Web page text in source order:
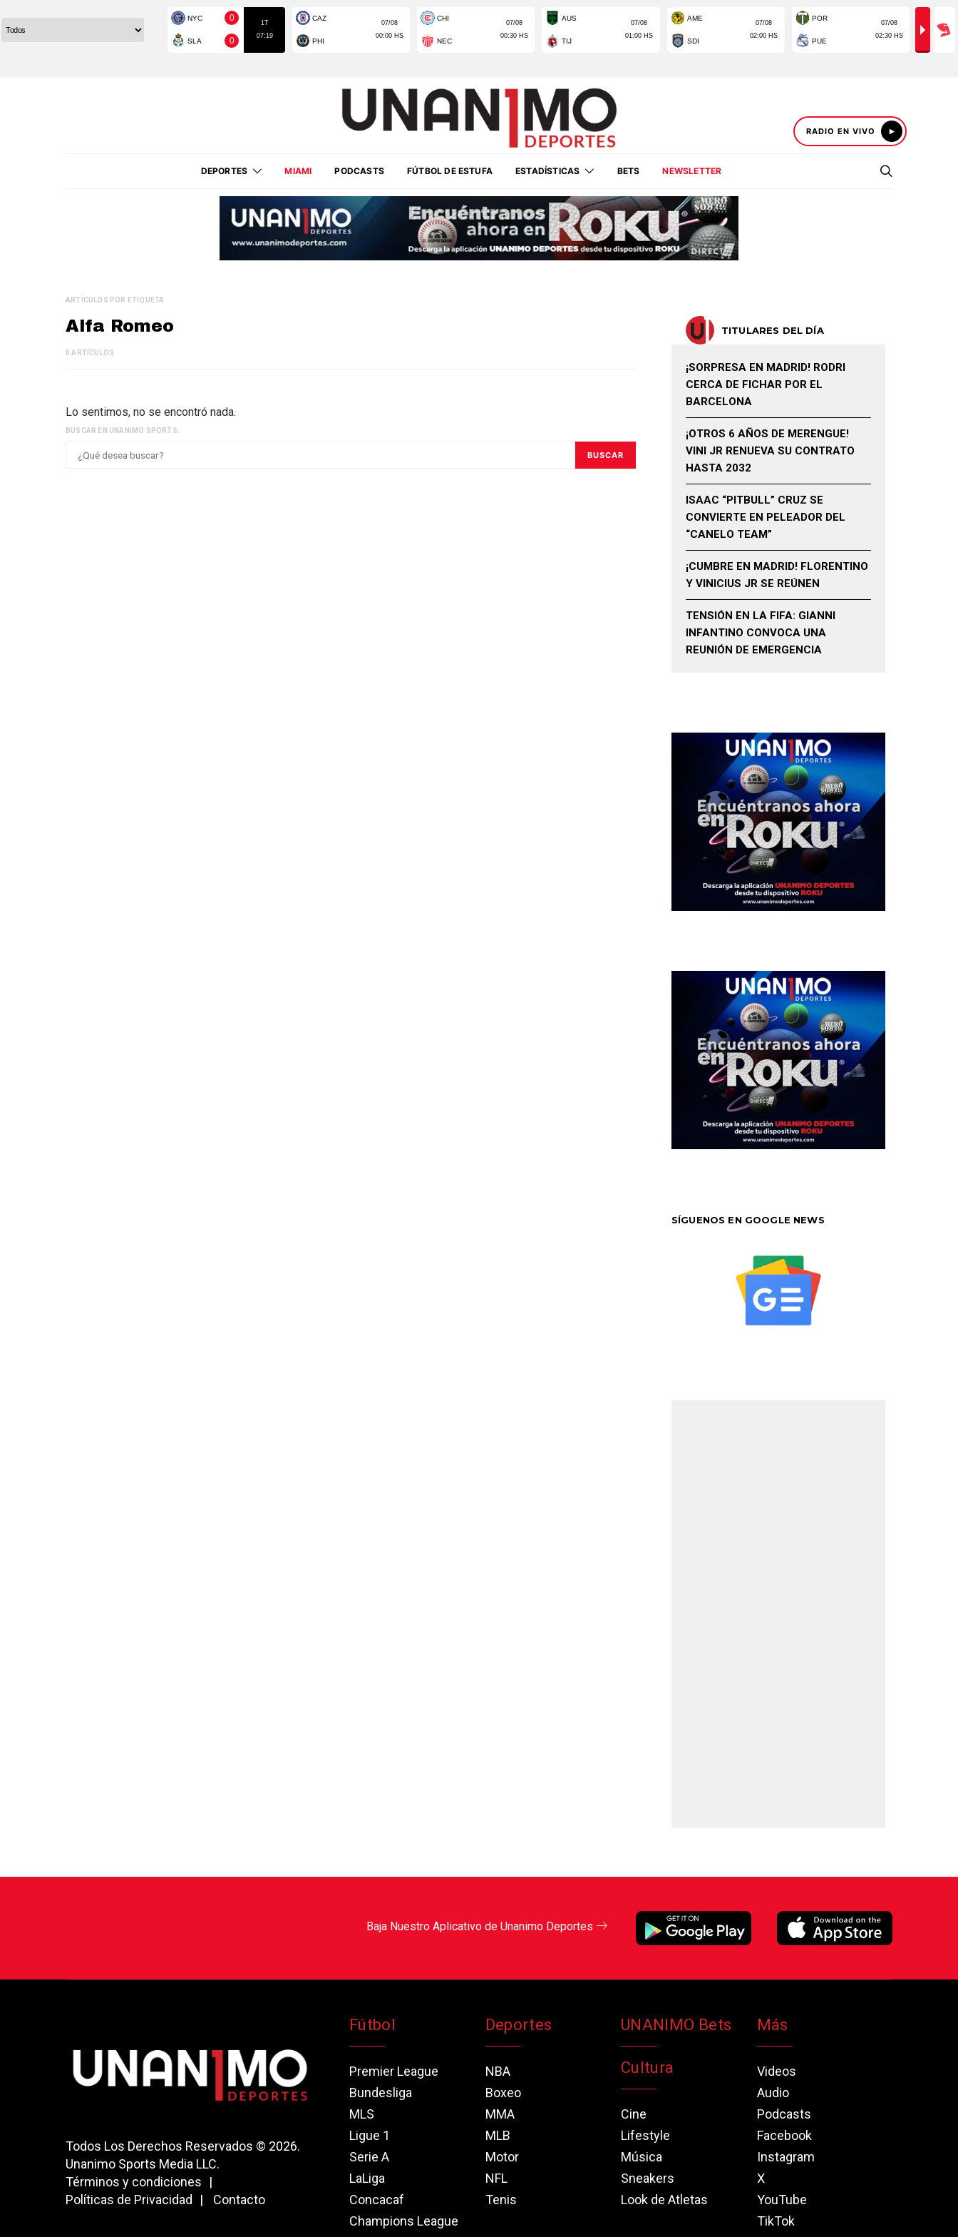
RADIO EN VIVO
DEPORTES MIAMI PODCASTS FÚTBOL DE ESTUFA ESTADÍSTICAS BETS NEWSLETTER
ARTÍCULOS POR ETIQUETA
Alfa Romeo
0 ARTÍCULOS
Lo sentimos, no se encontró nada.
BUSCAR EN UNANIMO SPORTS:
BUSCAR
TITULARES DEL DÍA
¡SORPRESA EN MADRID! RODRI
CERCA DE FICHAR POR EL
BARCELONA
¡OTROS 6 AÑOS DE MERENGUE!
VINI JR RENUEVA SU CONTRATO
HASTA 2032
ISAAC “PITBULL” CRUZ SE
CONVIERTE EN PELEADOR DEL
“CANELO TEAM”
¡CUMBRE EN MADRID! FLORENTINO
Y VINICIUS JR SE REÚNEN
TENSIÓN EN LA FIFA: GIANNI
INFANTINO CONVOCA UNA
REUNIÓN DE EMERGENCIA
SÍGUENOS EN GOOGLE NEWS
Baja Nuestro Aplicativo de Unanimo Deportes
Todos Los Derechos Reservados © 2026.
Unanimo Sports Media LLC.
Términos y condiciones
Políticas de Privacidad
Contacto
Fútbol
Premier League
Bundesliga
MLS
Ligue 1
Serie A
LaLiga
Concacaf
Champions League
Deportes
NBA
Boxeo
MMA
MLB
Motor
NFL
Tenis
UNANIMO Bets
Cultura
Cine
Lifestyle
Música
Sneakers
Look de Atletas
Más
Videos
Audio
Podcasts
Facebook
Instagram
X
YouTube
TikTok